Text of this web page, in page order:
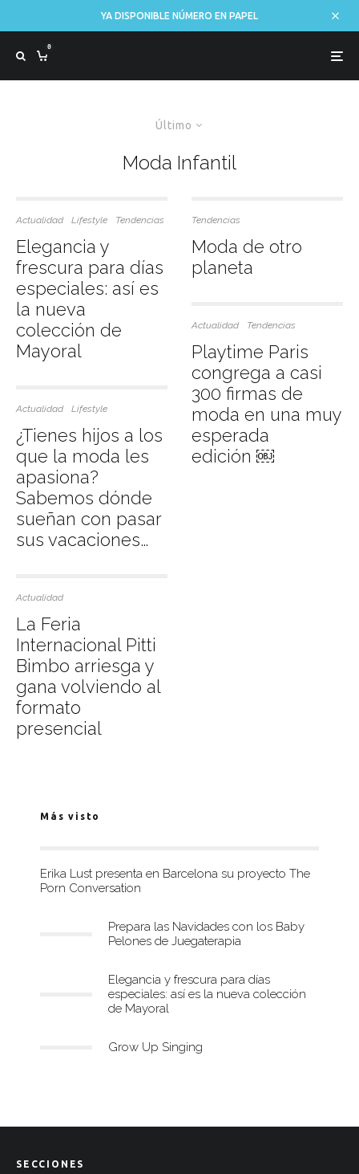
YA DISPONIBLE NÚMERO EN PAPEL
0
Último
Moda Infantil
Actualidad Lifestyle Tendencias
Elegancia y
frescura para días
especiales: así es
la nueva
colección de
Mayoral
Actualidad Lifestyle
¿Tienes hijos a los
que la moda les
apasiona?
Sabemos dónde
sueñan con pasar
sus vacaciones…
Actualidad
La Feria
Internacional Pitti
Bimbo arriesga y
gana volviendo al
formato
presencial
Tendencias
Moda de otro
planeta
Actualidad Tendencias
Playtime Paris
congrega a casi
300 firmas de
moda en una muy
esperada
edición ￼
Más visto
Erika Lust presenta en Barcelona su proyecto The
Porn Conversation
Prepara las Navidades con los Baby
Pelones de Juegaterapia
Elegancia y frescura para días
especiales: así es la nueva colección
de Mayoral
Grow Up Singing
SECCIONES